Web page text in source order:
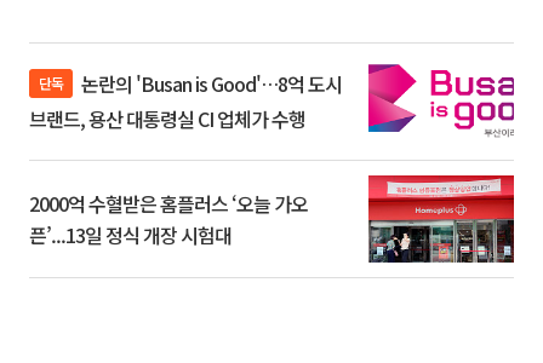
단독
브랜드, 용산 대통령실 CI 업체가 수행
2000억 수혈받은 홈플러스 ‘오늘 가오
픈’...13일 정식 개장 시험대